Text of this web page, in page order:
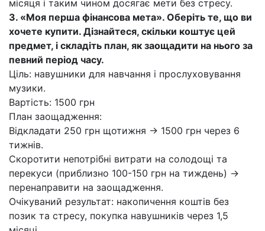
місяця і таким чином досягає мети без стресу.
3. «Моя перша фінансова мета». Оберіть те, що ви
хочете купити. Дізнайтеся, скільки коштує цей
предмет, і складіть план, як заощадити на нього за
певний період часу.
Ціль: навушники для навчання і прослуховування
музики.
Вартість: 1500 грн
План заощадження:
Відкладати 250 грн щотижня → 1500 грн через 6
тижнів.
Скоротити непотрібні витрати на солодощі та
перекуси (приблизно 100-150 грн на тиждень) →
перенаправити на заощадження.
Очікуваний результат: накопичення коштів без
позик та стресу, покупка навушників через 1,5